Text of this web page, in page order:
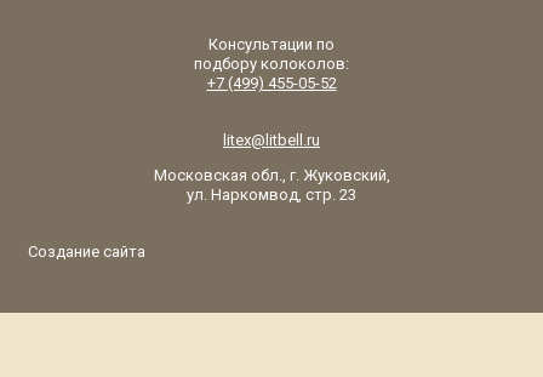
Консультации по
подбору колоколов:
+7 (499) 455-05-52
litex@litbell.ru
Московская обл., г. Жуковский,
ул. Наркомвод, стр. 23
Создание сайта